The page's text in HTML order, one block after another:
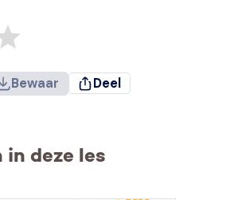
Bewaar Deel
in deze les